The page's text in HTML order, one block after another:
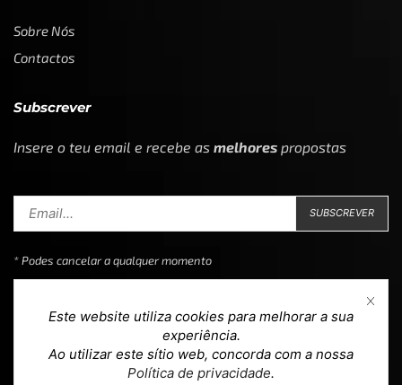
Sobre Nós
Contactos
Subscrever
Insere o teu email e recebe as melhores propostas
* Podes cancelar a qualquer momento
Copyright © 2023Loja 39. Todos os direitos reservados.
Este website utiliza cookies para melhorar a sua
experiência.
Ao utilizar este sítio web, concorda com a nossa
Política de privacidade.